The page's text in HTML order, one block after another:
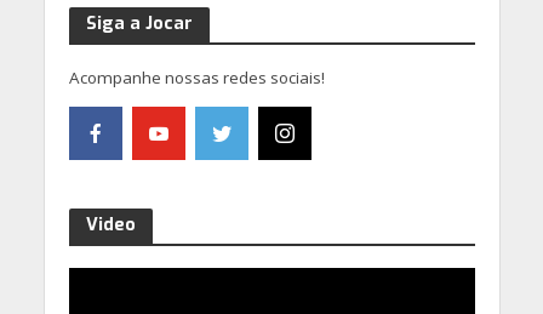
Siga a Jocar
Acompanhe nossas redes sociais!
Video